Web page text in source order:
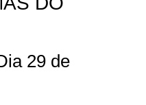
29 de